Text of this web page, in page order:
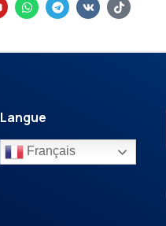
Langue
Français